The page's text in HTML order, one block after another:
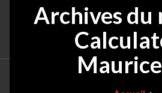
Archives du